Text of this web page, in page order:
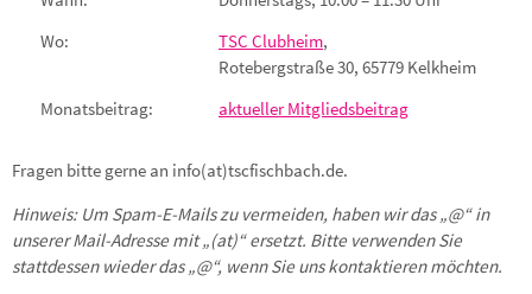
Wo:
TSC Clubheim,
Rotebergstraße 30, 65779 Kelkheim
Monatsbeitrag:
aktueller Mitgliedsbeitrag
Fragen bitte gerne an info(at)tscfischbach.de.
Hinweis: Um Spam-E-Mails zu vermeiden, haben wir das „@“ in
unserer Mail-Adresse mit „(at)“ ersetzt. Bitte verwenden Sie
stattdessen wieder das „@“, wenn Sie uns kontaktieren möchten.